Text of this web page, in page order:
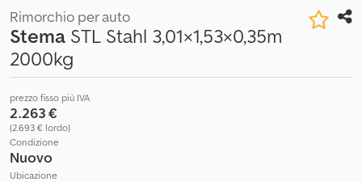
Rimorchio per auto
Stema STL Stahl 3,01×1,53×0,35m
2000kg
prezzo fisso più IVA
2.263 €
(2.693 € lordo)
Condizione
Nuovo
Ubicazione